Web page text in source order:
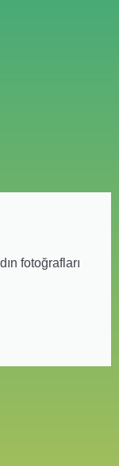
fotoğrafları